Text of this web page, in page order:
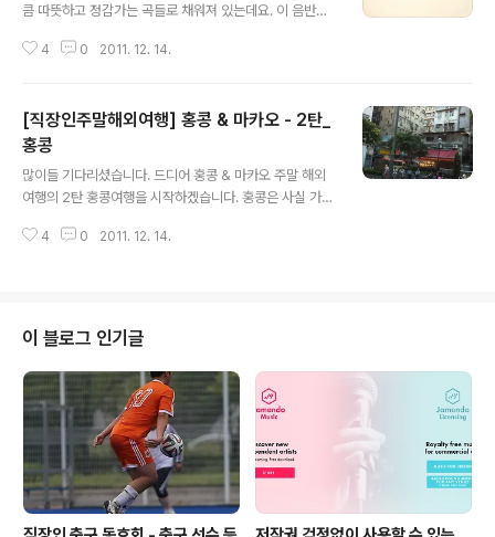
큼 따뜻하고 정감가는 곡들로 채워져 있는데요. 이 음반은
의 끝판대장격입니다. 곡 하나하나 기타솔로가 펼쳐지는
이 앨범은 아마도 80년대 후반부터 90년대초반까지 이병
우님의 기타솔로를 이른바 '작가주의'로 탄생한 한 무리의
앨범중에 하나 입니다. 사진에도 있듯이 앨범 뒷면에 있는
당시의 젊은 이병우님의 표정은 카메라를 들이대니 다소
부끄러운 어색함이 묻어 있는 듯 보입니다. 앨범자켓 아래
쪽에 "머플러와 나는......후반부 녹음중 electric guitar가
4 0 2011. 12. 14.
[직장인주말해외여행] 홍콩 & 마카오 - 2탄_
홍콩
많이들 기다리셨습니다. 드디어 홍콩 & 마카오 주말 해외
여행의 2탄 홍콩여행을 시작하겠습니다. 홍콩은 사실 가기
해서 미루고 미뤄왔던 곳이였습니다. 하지만, 서울 종로도
거리입니다. 자유의 여신상과 비슷하게도 보이는 동상이
하나 있습니다. 스타의 거리 상징물 이거리는 카오룽 반도
끝에 위치하고 있어 홍콩섬이 바라보이는 곳에 위치하고
있는데 경치가 좋았습니다. 시대순으로 바닥에 스타의 손
도장들이 있구요. 영어가 아닌 한자로 이름이 되어 있어 알
고 있는 스타 몇몇을 제외하고는 누군지 알..
4 0 2011. 12. 14.
이 블로그 인기글